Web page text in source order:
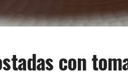
con